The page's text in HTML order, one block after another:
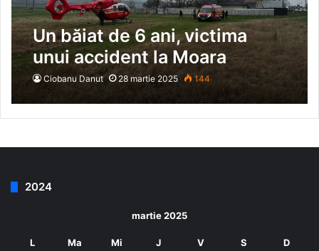
Un băiat de 6 ani, victima
unui accident la Moara
Domnească, transportat de
urgență cu elicopterul
SMURD
Ciobanu Danut 28 martie 2025 144
2024
martie 2025
L Ma Mi J V S D